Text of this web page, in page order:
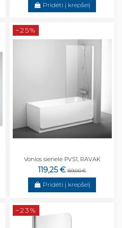
Pridėti į krepšelį
−25%
Vonios sienelė PVS1, RAVAK
119,25 € 159,00 €
Pridėti į krepšelį
−23%